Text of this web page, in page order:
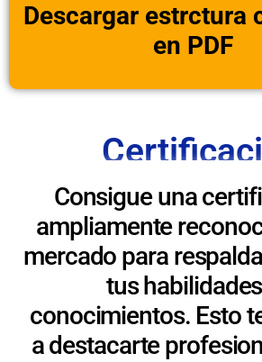
Descargar estrctura
en PDF
Consigue una
ampliamente
mercado para
tus
conocimientos. Esto
a destacarte